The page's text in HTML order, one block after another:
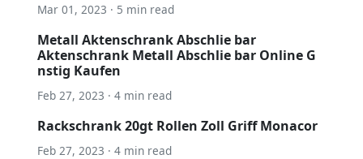
Mar 01, 2023 · 5 min read
Metall Aktenschrank Abschlie bar
Aktenschrank Metall Abschlie bar Online G
nstig Kaufen
Feb 27, 2023 · 4 min read
Rackschrank 20gt Rollen Zoll Griff Monacor
Feb 27, 2023 · 4 min read